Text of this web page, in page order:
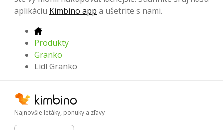
aplikáciu Kimbino app a ušetrite s nami.
Produkty
Granko
Lidl Granko
Najnovšie letáky, ponuky a zľavy